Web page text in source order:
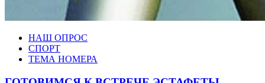
НАШ ОПРОС
СПОРТ
ТЕМА НОМЕРА